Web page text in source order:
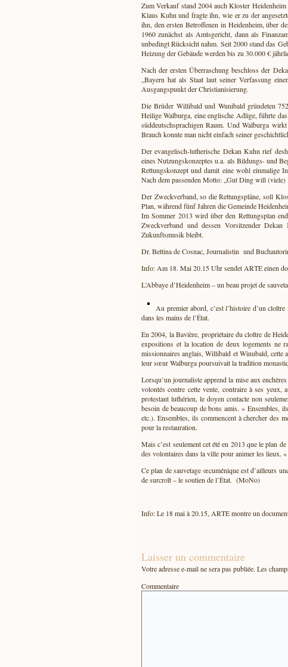
Zum Verkauf stand 2004 auch Kloster
Klaus Kuhn und fragte ihn, wie er zu der
ihn, den ersten Betroffenen in Heidenheim, über
1960 zunächst als Amtsgericht, dann als
unbedingt Rücksicht nahm. Seit 2000 stand das
Heizung der Gebäude werden bis zu 30.000 €
Nach der ersten Überraschung beschloss der
„Bayern hat als Staat laut seiner Verfassung
Ausgangspunkt der Christianisierung.
Die Brüder Willibald und Wunibald gründeten
Heilige Walburga, eine englische Adlige, führte
süddeutschsprachigen Raum. Und Walburga
Brauch konnte man nicht einfach seiner
Der evangelisch-lutherische Dekan Kuhn rief
eines Nutzungskonzeptes u.a. als Bildungs- und
Rettungskonzept und damit eine wohl einmalige
Nach dem passenden Motto: „Gut Ding will (viele)
Der Zweckverband, so die Rettungspläne, soll
Plan, während fünf Jahren die Gemeinde
Im Sommer 2013 wird über den Rettungsplan
Zweckverband und dessen Vorsitzender
Zukunftsmusik bleibt.
Dr. Bettina de Cosnac, Journalistin und
Info: Am 18. Mai 20.15 Uhr sendet ARTE einen
L’Abbaye d’Heidenheim – un beau projet de
Au premier abord, c’est l’histoire d’un
dans les mains de l’État.
En 2004, la Bavière, propriétaire du cloître de
expositions et la location de deux logements ne
missionnaires anglais, Willibald et Winubald, cette
leur sœur Walburga poursuivait la tradition
Lorsqu’un journaliste apprend la mise aux
volontés contre cette vente, contraire à ses
protestant luthérien, le doyen contacte non
besoin de beaucoup de bons amis. » Ensembles,
etc.). Ensembles, ils commencent à chercher des
pour la restauration.
Mais c’est seulement cet été en 2013 que le plan
des volontaires dans la ville pour animer les lieux.
Ce plan de sauvetage œcuménique est d’ailleurs
de surcroît – le soutien de l’État. (MoNo)
Info: Le 18 mai à 20.15, ARTE montre un
Laisser un commentaire
Votre adresse e-mail ne sera pas publiée. Les
Commentaire